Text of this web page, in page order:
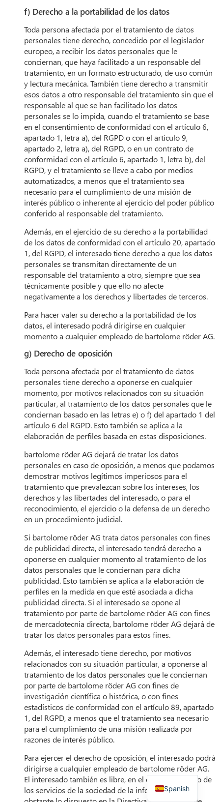
f) Derecho a la portabilidad de los datos
Toda persona afectada por el tratamiento de datos
personales tiene derecho, concedido por el legislador
europeo, a recibir los datos personales que le
conciernan, que haya facilitado a un responsable del
tratamiento, en un formato estructurado, de uso común
y lectura mecánica. También tiene derecho a transmitir
esos datos a otro responsable del tratamiento sin que el
responsable al que se han facilitado los datos
personales se lo impida, cuando el tratamiento se base
en el consentimiento de conformidad con el artículo 6,
apartado 1, letra a), del RGPD o con el artículo 9,
apartado 2, letra a), del RGPD, o en un contrato de
conformidad con el artículo 6, apartado 1, letra b), del
RGPD, y el tratamiento se lleve a cabo por medios
automatizados, a menos que el tratamiento sea
necesario para el cumplimiento de una misión de
interés público o inherente al ejercicio del poder público
conferido al responsable del tratamiento.
Además, en el ejercicio de su derecho a la portabilidad
de los datos de conformidad con el artículo 20, apartado
1, del RGPD, el interesado tiene derecho a que los datos
personales se transmitan directamente de un
responsable del tratamiento a otro, siempre que sea
técnicamente posible y que ello no afecte
negativamente a los derechos y libertades de terceros.
Para hacer valer su derecho a la portabilidad de los
datos, el interesado podrá dirigirse en cualquier
momento a cualquier empleado de bartolome röder AG.
g) Derecho de oposición
Toda persona afectada por el tratamiento de datos
personales tiene derecho a oponerse en cualquier
momento, por motivos relacionados con su situación
particular, al tratamiento de los datos personales que le
conciernan basado en las letras e) o f) del apartado 1 del
artículo 6 del RGPD. Esto también se aplica a la
elaboración de perfiles basada en estas disposiciones.
bartolome röder AG dejará de tratar los datos
personales en caso de oposición, a menos que podamos
demostrar motivos legítimos imperiosos para el
tratamiento que prevalezcan sobre los intereses, los
derechos y las libertades del interesado, o para el
reconocimiento, el ejercicio o la defensa de un derecho
en un procedimiento judicial.
Si bartolome röder AG trata datos personales con fines
de publicidad directa, el interesado tendrá derecho a
oponerse en cualquier momento al tratamiento de los
datos personales que le conciernan para dicha
publicidad. Esto también se aplica a la elaboración de
perfiles en la medida en que esté asociada a dicha
publicidad directa. Si el interesado se opone al
tratamiento por parte de bartolome röder AG con fines
de mercadotecnia directa, bartolome röder AG dejará de
tratar los datos personales para estos fines.
Además, el interesado tiene derecho, por motivos
relacionados con su situación particular, a oponerse al
tratamiento de los datos personales que le conciernan
por parte de bartolome röder AG con fines de
investigación científica o histórica, o con fines
estadísticos de conformidad con el artículo 89, apartado
1, del RGPD, a menos que el tratamiento sea necesario
para el cumplimiento de una misión realizada por
razones de interés público.
Para ejercer el derecho de oposición, el interesado podrá
dirigirse a cualquier empleado de bartolome röder AG.
El interesado también es libre, en el contexto del uso de
los servicios de la sociedad de la información, y no
Spanish
German
English
Polish
Danish
French